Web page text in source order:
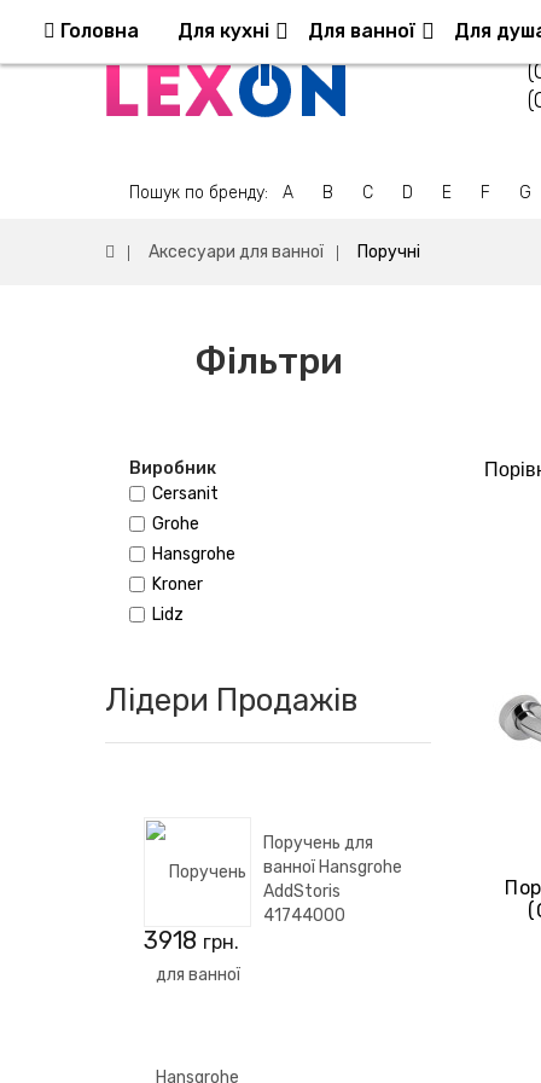
Головна Для кухні Для ванної Для
Пошук по бренду: A B C D E F G
Аксесуари для ванної Поручні
Фільтри
Виробник
Cersanit
Grohe
Hansgrohe
Kroner
Lidz
Лідери Продажів
Поручень для
ванної Hansgrohe
AddStoris
41744000
3918 грн.